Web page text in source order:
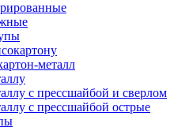
металл
с прессшайбой и сверлом
с прессшайбой острые